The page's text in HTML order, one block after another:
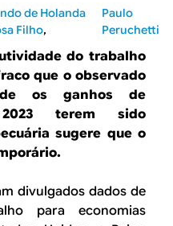
de Holanda
Filho
Paulo
Peruchetti
do trabalho
que o observado
os ganhos de
terem sido
sugere que o
divulgados dados de
para economias